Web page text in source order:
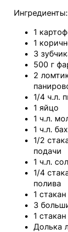
Ингредиенты:
1
1
3
500 г
2
1/4 ч.л.
1 яйцо
1 ч.л.
1 ч.л.
1/2
подачи
1 ч.л.
1/4
полива
1
3
1
Долька